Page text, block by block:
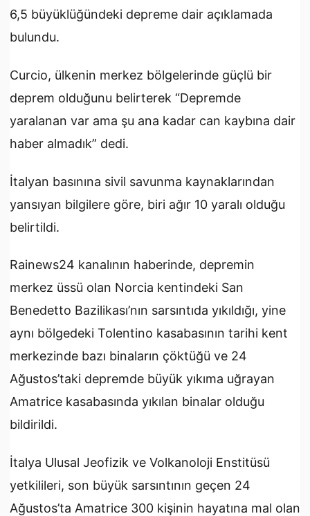
6,5 büyüklüğündeki depreme dair açıklamada
bulundu.
Curcio, ülkenin merkez bölgelerinde güçlü bir
deprem olduğunu belirterek “Depremde
yaralanan var ama şu ana kadar can kaybına dair
haber almadık” dedi.
İtalyan basınına sivil savunma kaynaklarından
yansıyan bilgilere göre, biri ağır 10 yaralı olduğu
belirtildi.
Rainews24 kanalının haberinde, depremin
merkez üssü olan Norcia kentindeki San
Benedetto Bazilikası’nın sarsıntıda yıkıldığı, yine
aynı bölgedeki Tolentino kasabasının tarihi kent
merkezinde bazı binaların çöktüğü ve 24
Ağustos’taki depremde büyük yıkıma uğrayan
Amatrice kasabasında yıkılan binalar olduğu
bildirildi.
İtalya Ulusal Jeofizik ve Volkanoloji Enstitüsü
yetkilileri, son büyük sarsıntının geçen 24
Ağustos’ta Amatrice 300 kişinin hayatına mal olan